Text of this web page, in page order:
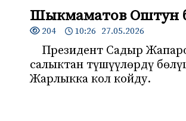
Шыкмаматов Оштун
204 10:26 27.05.2026
Президент Садыр
салыктан түшүүлөрдү
Жарлыкка кол койду.